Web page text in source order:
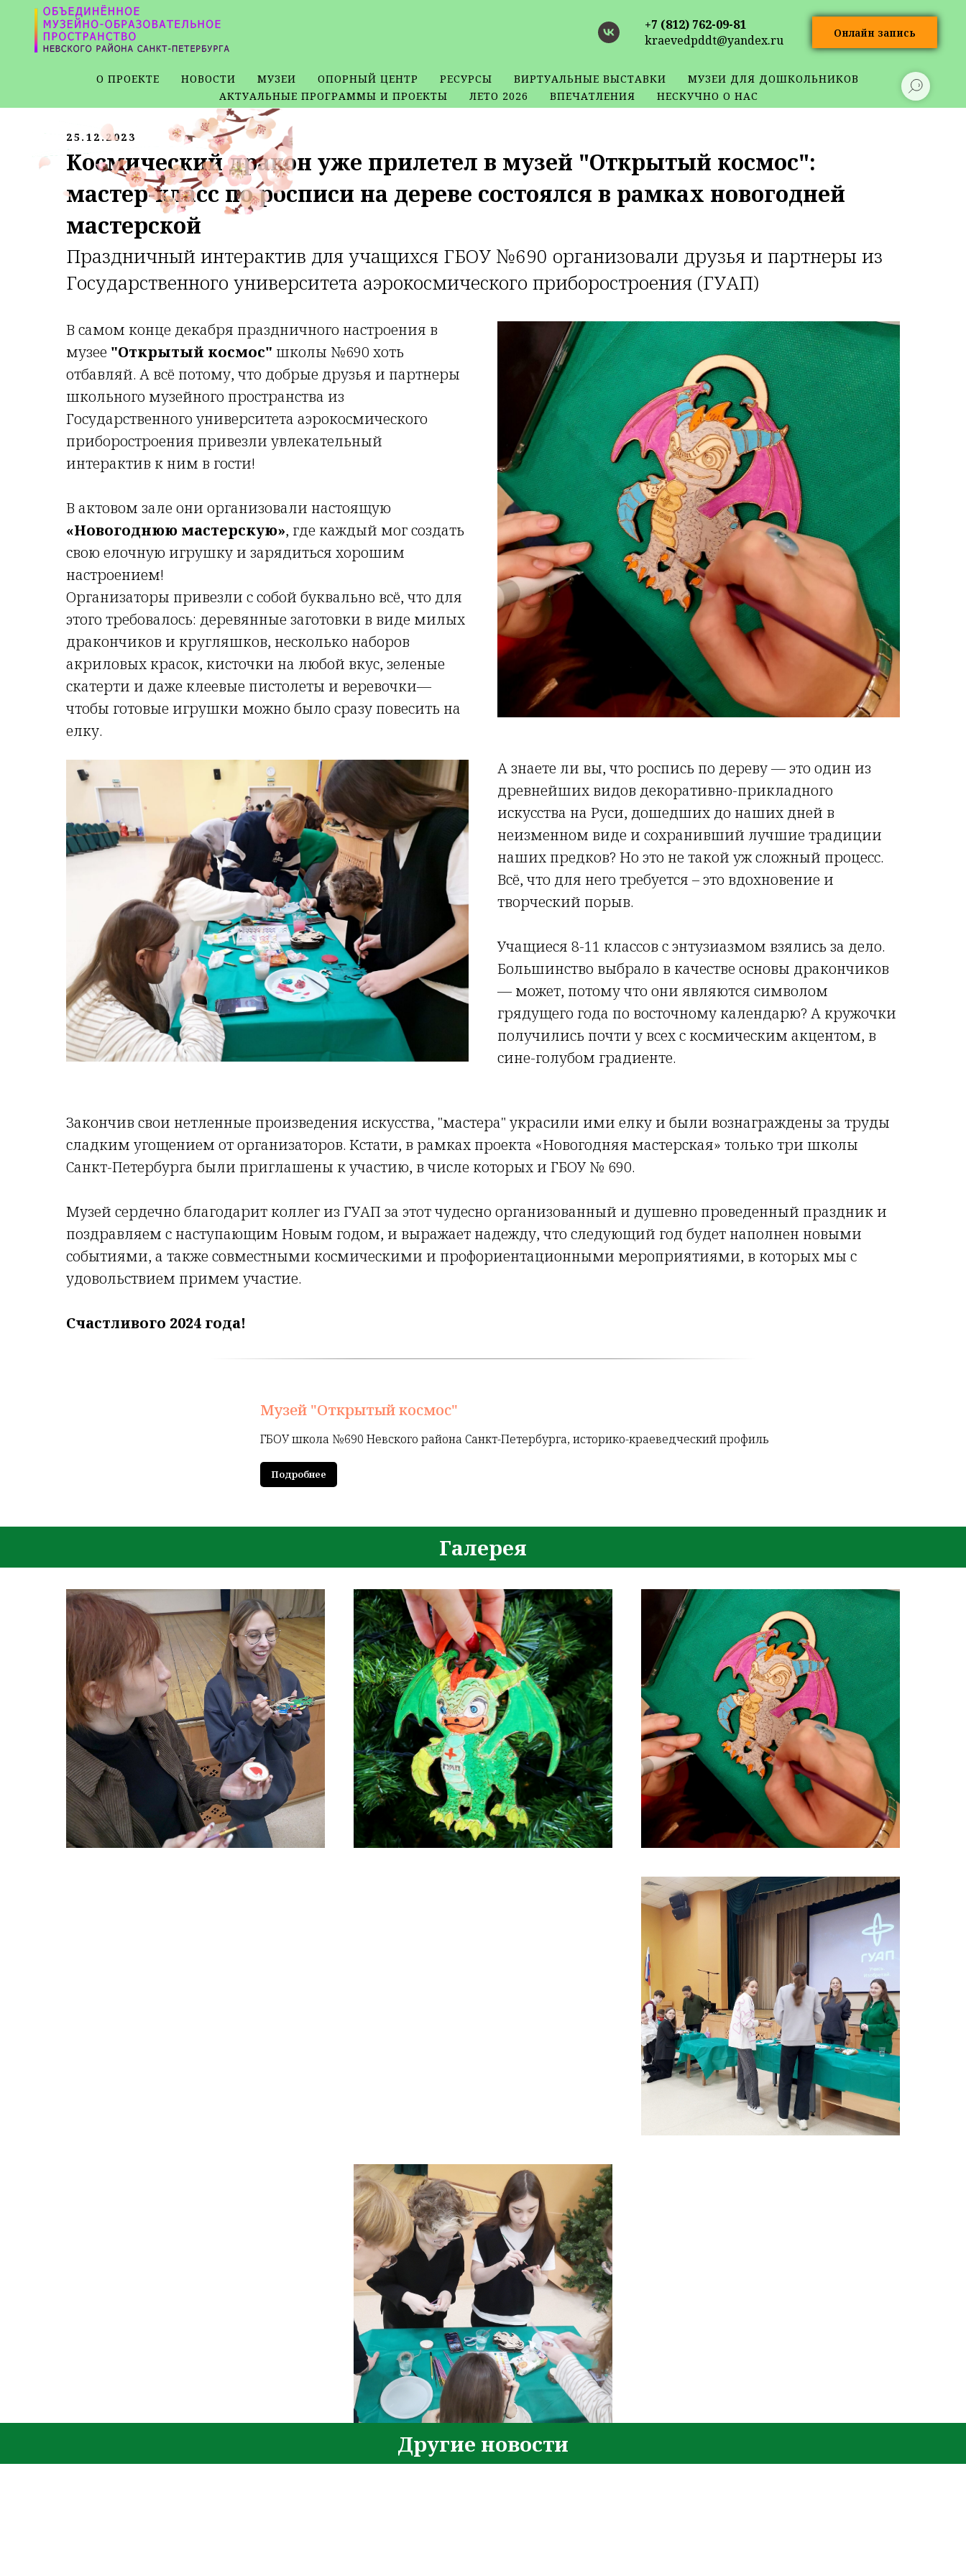
+7 (812) 762-09-81
kraevedpddt@yandex.ru
Онлайн запись
О ПРОЕКТЕ НОВОСТИ МУЗЕИ ОПОРНЫЙ ЦЕНТР РЕСУРСЫ ВИРТУАЛЬНЫЕ ВЫСТАВКИ
МУЗЕИ ДЛЯ ДОШКОЛЬНИКОВ
АКТУАЛЬНЫЕ ПРОГРАММЫ И ПРОЕКТЫ
ЛЕТО 2026 ВПЕЧАТЛЕНИЯ НЕСКУЧНО О НАС
25.12.2023
Космический дракон уже прилетел в музей "Открытый космос":
мастер-класс по росписи на дереве состоялся в рамках новогодней
мастерской
Праздничный интерактив для учащихся ГБОУ №690 организовали друзья и партнеры из
Государственного университета аэрокосмического приборостроения (ГУАП)
В самом конце декабря праздничного настроения в
музее "Открытый космос" школы №690 хоть
отбавляй. А всё потому, что добрые друзья и партнеры
школьного музейного пространства из
Государственного университета аэрокосмического
приборостроения привезли увлекательный
интерактив к ним в гости!
В актовом зале они организовали настоящую
«Новогоднюю мастерскую», где каждый мог создать
свою елочную игрушку и зарядиться хорошим
настроением!
Организаторы привезли с собой буквально всё, что для
этого требовалось: деревянные заготовки в виде милых
дракончиков и кругляшков, несколько наборов
акриловых красок, кисточки на любой вкус, зеленые
скатерти и даже клеевые пистолеты и веревочки—
чтобы готовые игрушки можно было сразу повесить на
елку.
А знаете ли вы, что роспись по дереву — это один из
древнейших видов декоративно-прикладного
искусства на Руси, дошедших до наших дней в
неизменном виде и сохранивший лучшие традиции
наших предков? Но это не такой уж сложный процесс.
Всё, что для него требуется – это вдохновение и
творческий порыв.
Учащиеся 8-11 классов с энтузиазмом взялись за дело.
Большинство выбрало в качестве основы дракончиков
— может, потому что они являются символом
грядущего года по восточному календарю? А кружочки
получились почти у всех с космическим акцентом, в
сине-голубом градиенте.
Закончив свои нетленные произведения искусства, "мастера" украсили ими елку и были вознаграждены за труды
сладким угощением от организаторов. Кстати, в рамках проекта «Новогодняя мастерская» только три школы
Санкт-Петербурга были приглашены к участию, в числе которых и ГБОУ № 690.
Музей сердечно благодарит коллег из ГУАП за этот чудесно организованный и душевно проведенный праздник и
поздравляем с наступающим Новым годом, и выражает надежду, что следующий год будет наполнен новыми
событиями, а также совместными космическими и профориентационными мероприятиями, в которых мы с
удовольствием примем участие.
Счастливого 2024 года!
Музей "Открытый космос"
ГБОУ школа №690 Невского района Санкт-Петербурга, историко-краеведческий профиль
Подробнее
Галерея
Другие новости